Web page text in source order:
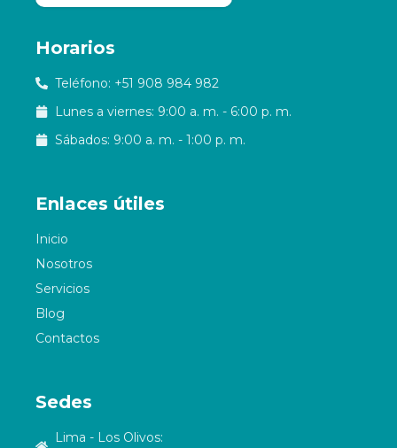
Horarios
Teléfono: +51 908 984 982
Lunes a viernes: 9:00 a. m. - 6:00 p. m.
Sábados: 9:00 a. m. - 1:00 p. m.
Enlaces útiles
Inicio
Nosotros
Servicios
Blog
Contactos
Sedes
Lima - Los Olivos: